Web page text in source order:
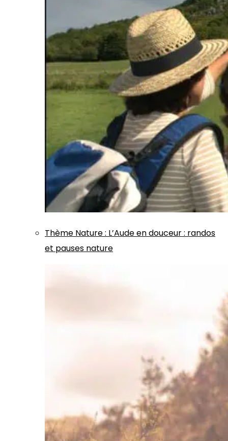
Thème Nature: L’Aude en douceur : randos
et pauses nature